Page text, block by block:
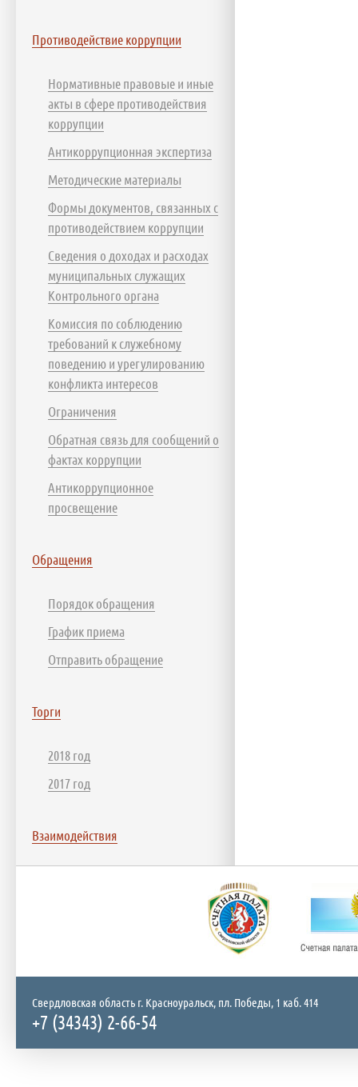
Противодействие коррупции
Нормативные правовые и иные
акты в сфере противодействия
коррупции
Антикоррупционная экспертиза
Методические материалы
Формы документов, связанных с
противодействием коррупции
Сведения о доходах и расходах
муниципальных служащих
Контрольного органа
Комиссия по соблюдению
требований к служебному
поведению и урегулированию
конфликта интересов
Ограничения
Обратная связь для сообщений о
фактах коррупции
Антикоррупционное
просвещение
Обращения
Порядок обращения
График приема
Отправить обращение
Торги
2018 год
2017 год
Взаимодействия
Свердловская область г. Красноуральск, пл. Победы, 1 каб. 414
+7 (34343) 2-66-54